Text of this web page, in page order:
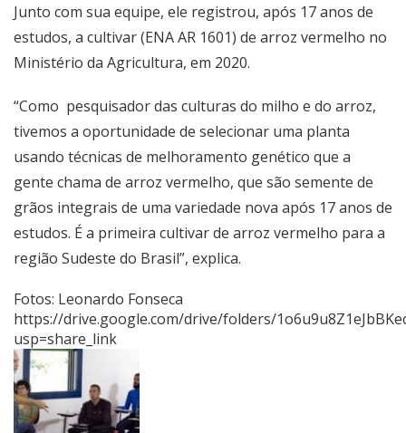
Junto com sua equipe, ele registrou, após 17 anos de
estudos, a cultivar (ENA AR 1601) de arroz vermelho no
Ministério da Agricultura, em 2020.
“Como pesquisador das culturas do milho e do arroz,
tivemos a oportunidade de selecionar uma planta
usando técnicas de melhoramento genético que a
gente chama de arroz vermelho, que são semente de
grãos integrais de uma variedade nova após 17 anos de
estudos. É a primeira cultivar de arroz vermelho para a
região Sudeste do Brasil”, explica.
Fotos: Leonardo Fonseca
https://drive.google.com/drive/folders/
usp=share_link